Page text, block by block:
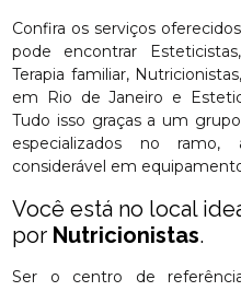
Confira os serviços
pode encontrar
Terapia familiar,
em Rio de Janeiro e
Tudo isso graças a um
especializados no
considerável em
Você está no local
por Nutricionistas.
Ser o centro de